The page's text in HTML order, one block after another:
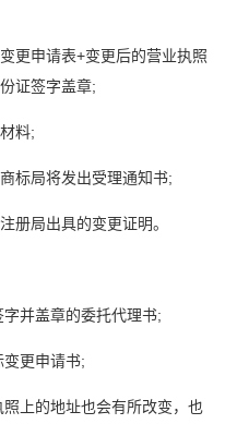
更申请表+变更后的营业执照
证签字盖章;
料;
标局将发出受理通知书;
册局出具的变更证明。
并盖章的委托代理书;
更申请书;
上的地址也会有所改变，也